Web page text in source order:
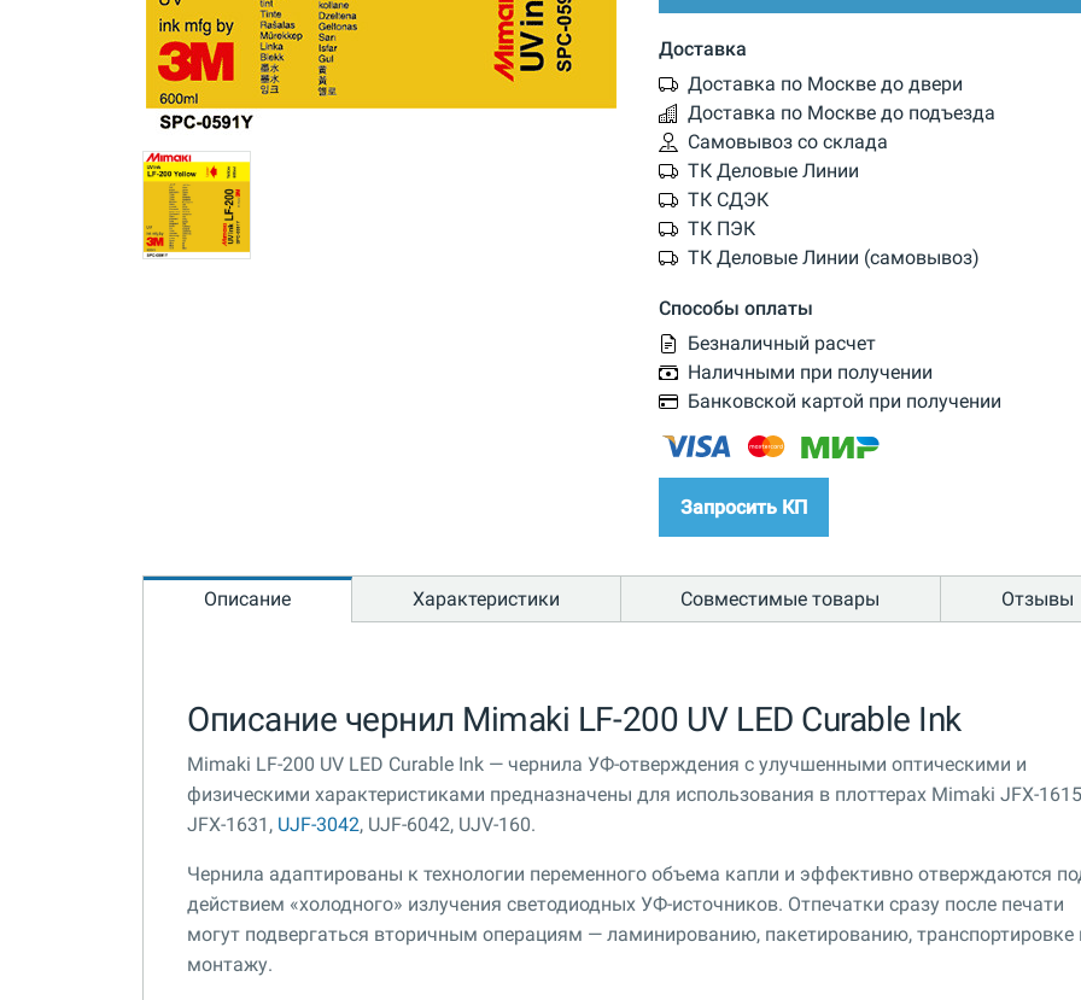
Доставка
Доставка по Москве до двери
Доставка по Москве до подъезда
Самовывоз со склада
ТК Деловые Линии
ТК СДЭК
ТК ПЭК
ТК Деловые Линии (самовывоз)
Способы оплаты
Безналичный расчет
Наличными при получении
Банковской картой при получении
Запросить КП
Описание Характеристики Совместимые товары Отзывы
Описание чернил Mimaki LF-200 UV LED Curable Ink
Mimaki LF-200 UV LED Curable Ink — чернила УФ-отверждения с улучшенными оптическими и
физическими характеристиками предназначены для использования в плоттерах Mimaki JFX-
JFX-1631, UJF-3042, UJF-6042, UJV-160.
Чернила адаптированы к технологии переменного объема капли и эффективно отверждаются
действием «холодного» излучения светодиодных УФ-источников. Отпечатки сразу после печати
могут подвергаться вторичным операциям — ламинированию, пакетированию, транспортировке
монтажу.